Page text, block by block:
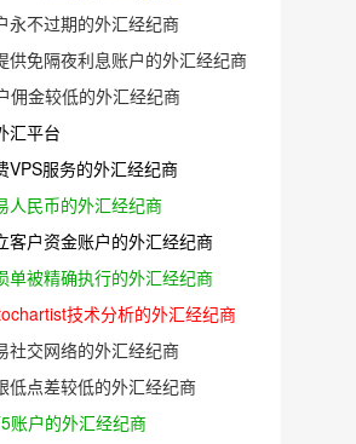
永不过期的外汇经纪商
供免隔夜利息账户的外汇经纪商
佣金较低的外汇经纪商
汇平台
VPS服务的外汇经纪商
人民币的外汇经纪商
客户资金账户的外汇经纪商
单被精确执行的外汇经纪商
技术分析的外汇经纪商
社交网络的外汇经纪商
低点差较低的外汇经纪商
账户的外汇经纪商